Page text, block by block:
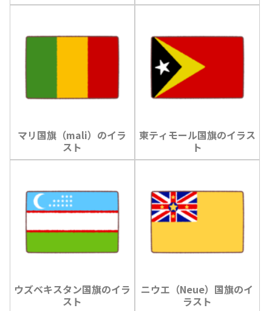
マリ国旗（mali）のイラ
スト
東ティモール国旗のイラス
ト
ウズベキスタン国旗のイラ
スト
ニウエ（Neue）国旗のイ
ラスト